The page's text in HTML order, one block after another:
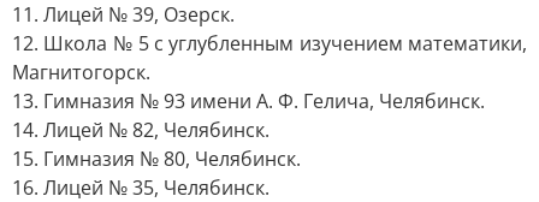
11. Лицей № 39, Озерск.
12. Школа № 5 с углубленным изучением математики,
Магнитогорск.
13. Гимназия № 93 имени А. Ф. Гелича, Челябинск.
14. Лицей № 82, Челябинск.
15. Гимназия № 80, Челябинск.
16. Лицей № 35, Челябинск.